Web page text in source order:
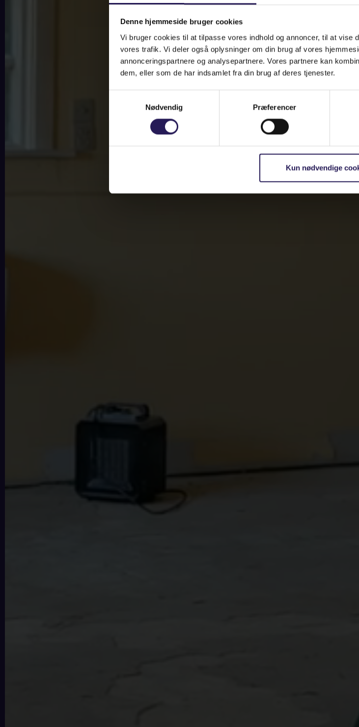
Denne hjemmeside bruger cookies
Vi bruger cookies til at tilpasse vores indhold og annoncer, til at vise
vores trafik. Vi deler også oplysninger om din brug af vores
annonceringspartnere og analysepartnere. Vores partnere kan
dem, eller som de har indsamlet fra din brug af deres tjenester.
Nødvendig
Præferencer
Kun nødvendige